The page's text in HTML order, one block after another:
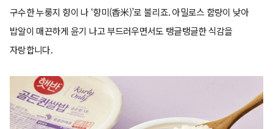
구수한 누룽지 향이 나 ‘향미(香米)’로 불리죠. 아밀로스 함량이 낮아
밥알이 매끈하게 윤기 나고 부드러우면서도 탱글탱글한 식감을
자랑합니다.